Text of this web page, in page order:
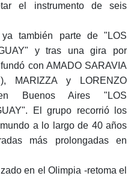
el instrumento de seis
también parte de "LOS
y tras una gira por
con AMADO SARAVIA
MARIZZA y LORENZO
Buenos Aires "LOS
El grupo recorrió los
a lo largo de 40 años
más prolongadas en
en el Olimpia -retoma el